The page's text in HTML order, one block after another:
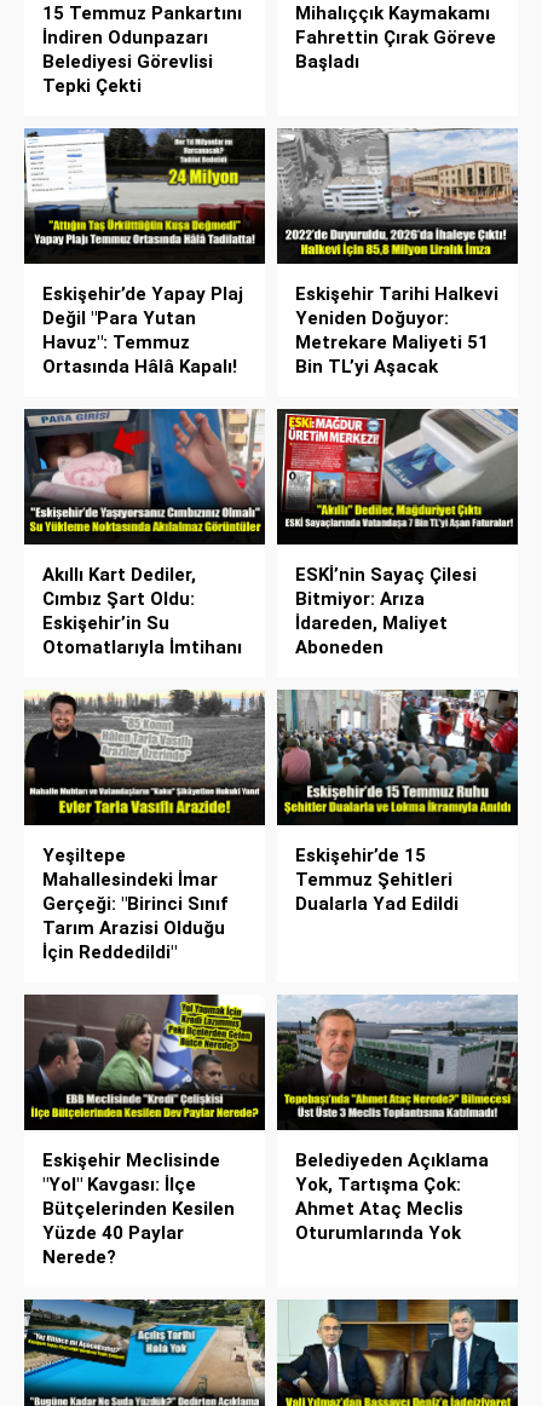
15 Temmuz Pankartını
İndiren Odunpazarı
Belediyesi Görevlisi
Tepki Çekti
Mihalıççık Kaymakamı
Fahrettin Çırak Göreve
Başladı
Eskişehir’de Yapay Plaj
Değil "Para Yutan
Havuz": Temmuz
Ortasında Hâlâ Kapalı!
Eskişehir Tarihi Halkevi
Yeniden Doğuyor:
Metrekare Maliyeti 51
Bin TL’yi Aşacak
Akıllı Kart Dediler,
Cımbız Şart Oldu:
Eskişehir’in Su
Otomatlarıyla İmtihanı
ESKİ’nin Sayaç Çilesi
Bitmiyor: Arıza
İdareden, Maliyet
Aboneden
Yeşiltepe
Mahallesindeki İmar
Gerçeği: "Birinci Sınıf
Tarım Arazisi Olduğu
İçin Reddedildi"
Eskişehir’de 15
Temmuz Şehitleri
Dualarla Yad Edildi
Eskişehir Meclisinde
"Yol" Kavgası: İlçe
Bütçelerinden Kesilen
Yüzde 40 Paylar
Nerede?
Belediyeden Açıklama
Yok, Tartışma Çok:
Ahmet Ataç Meclis
Oturumlarında Yok